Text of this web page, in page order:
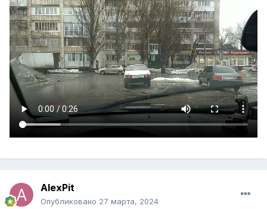
AlexPit
Опубликовано 27 марта, 2024